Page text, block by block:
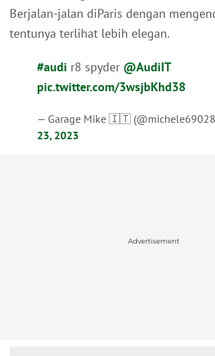
Berjalan-jalan diParis dengan
tentunya terlihat lebih elegan.
#audi r8 spyder @AudiIT
pic.twitter.com/3wsjbKhd38
— Garage Mike 🇮🇹
23, 2023
Advertisement